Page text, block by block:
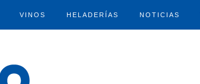
VINOS HELADERÍAS NOTICIAS